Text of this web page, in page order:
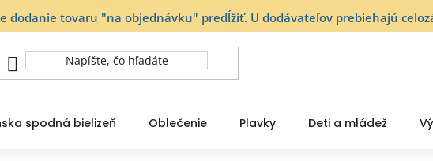
dodanie tovaru "na objednávku" predĺžiť. U dodávateľov prebiehajú
spodná bielizeň Oblečenie Plavky Deti a mládež